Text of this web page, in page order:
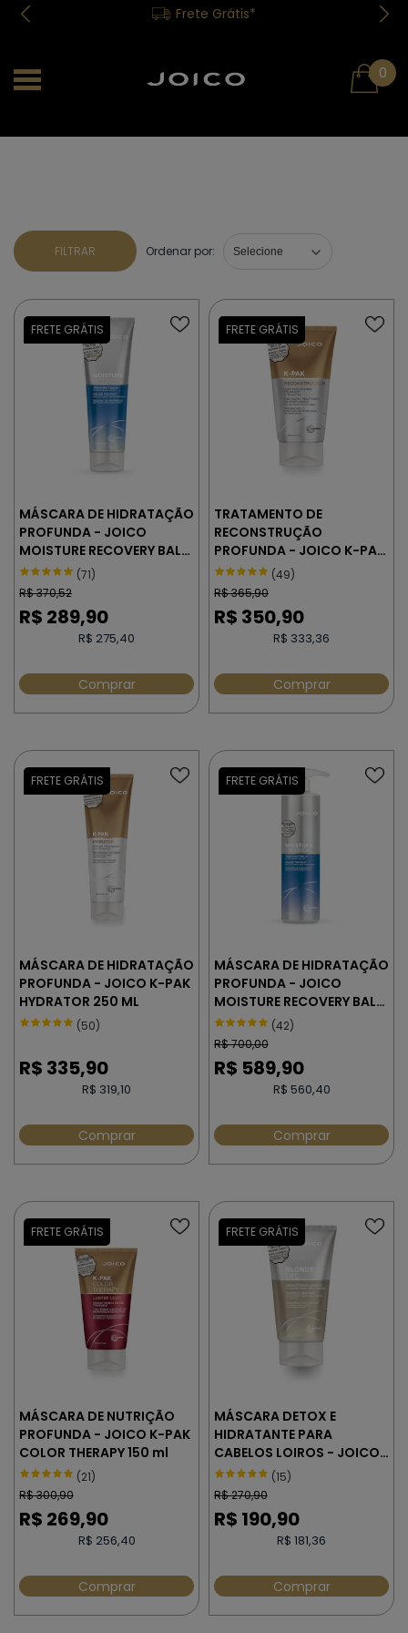
Frete Grátis*
0
FILTRAR Ordenar por:
MÁSCARA DE HIDRATAÇÃO
PROFUNDA - JOICO
MOISTURE RECOVERY BALM
250 ml
(71)
R$370,52
R$ 289,90
R$ 275,40
Comprar
TRATAMENTO DE
RECONSTRUÇÃO
PROFUNDA - JOICO K-PAK
DEEP PENETRATING 150 ml
(49)
R$365,90
R$ 350,90
R$ 333,36
Comprar
MÁSCARA DE HIDRATAÇÃO
PROFUNDA - JOICO K-PAK
HYDRATOR 250 ML
(50)
R$ 335,90
R$ 319,10
Comprar
MÁSCARA DE HIDRATAÇÃO
PROFUNDA - JOICO
MOISTURE RECOVERY BALM
500 ml
(42)
R$700,00
R$ 589,90
R$ 560,40
Comprar
MÁSCARA DE NUTRIÇÃO
PROFUNDA - JOICO K-PAK
COLOR THERAPY 150 ml
(21)
R$300,90
R$ 269,90
R$ 256,40
Comprar
MÁSCARA DETOX E
HIDRATANTE PARA
CABELOS LOIROS - JOICO
BLONDE LIFE 150 ml
(15)
R$270,90
R$ 190,90
R$ 181,36
Comprar